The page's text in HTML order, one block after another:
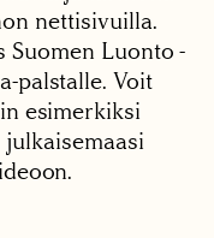
nettisivuilla.
Suomen Luonto -
palstalle. Voit
esimerkiksi